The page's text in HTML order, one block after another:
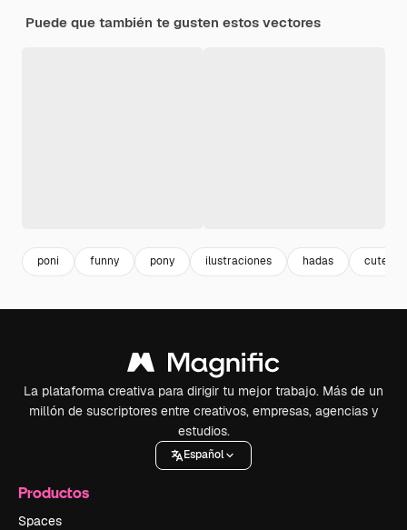
Puede que también te gusten estos vectores
poni funny pony ilustraciones hadas cute
La plataforma creativa para dirigir tu mejor trabajo. Más de un
millón de suscriptores entre creativos, empresas, agencias y
estudios.
Español
Productos
Spaces